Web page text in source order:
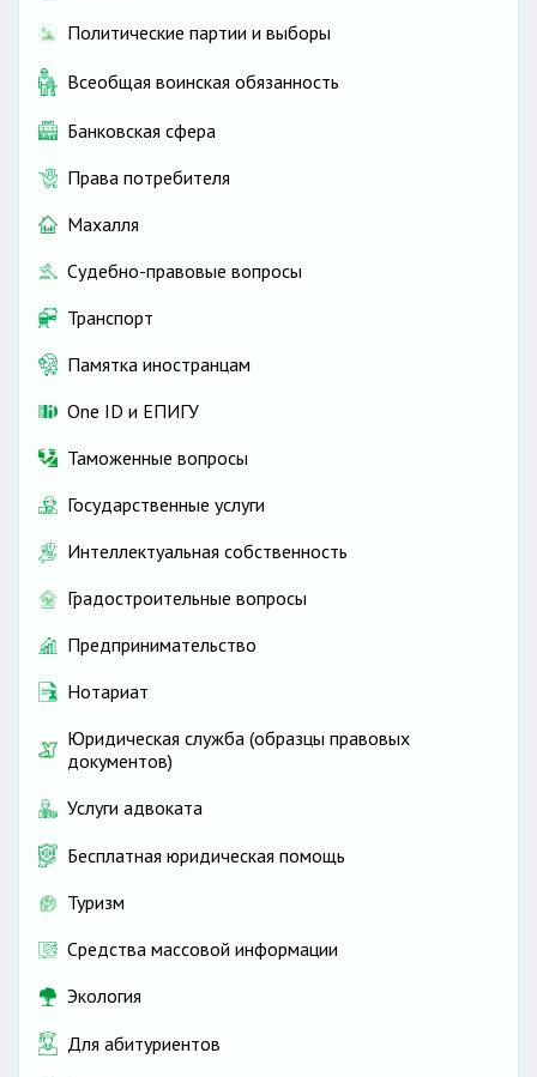
Политические партии и выборы
Всеобщая воинская обязанность
Банковская сфера
Права потребителя
Махалля
Судебно-правовые вопросы
Транспорт
Памятка иностранцам
One ID и ЕПИГУ
Таможенные вопросы
Государственные услуги
Интеллектуальная собственность
Градостроительные вопросы
Предпринимательство
Нотариат
Юридическая служба (образцы правовых
документов)
Услуги адвоката
Бесплатная юридическая помощь
Туризм
Средства массовой информации
Экология
Для абитуриентов